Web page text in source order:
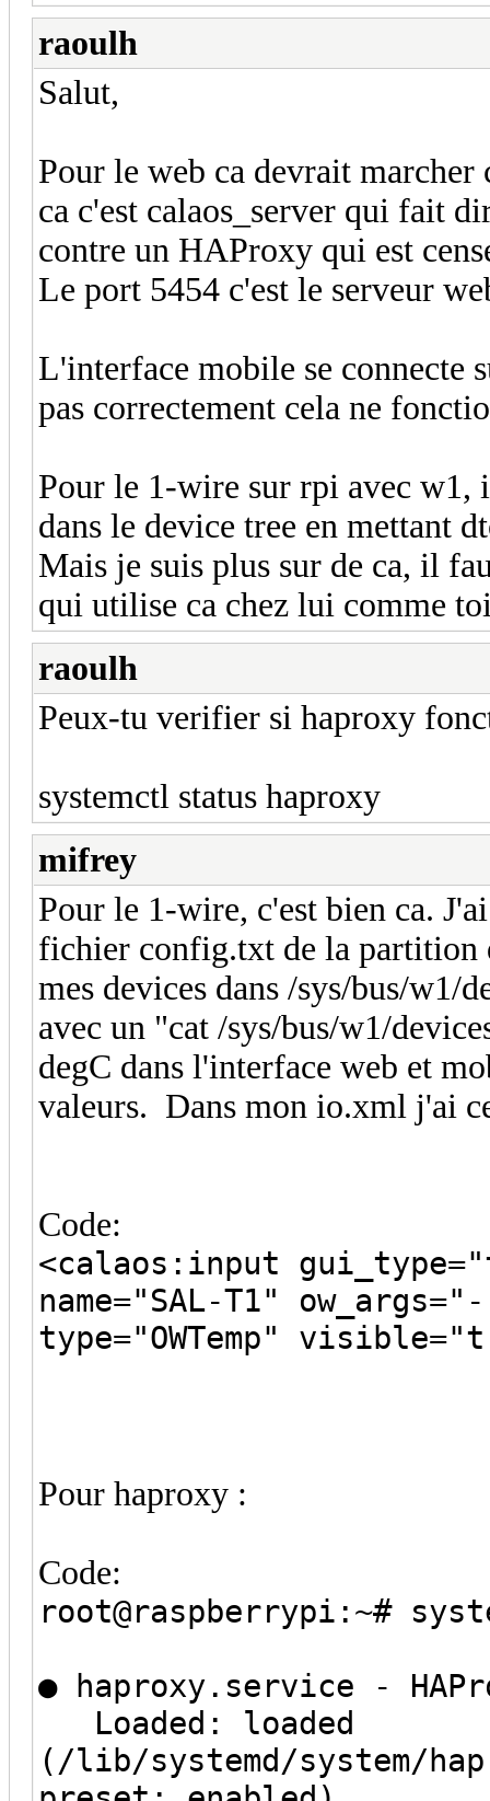
raoulh
Salut,
Pour le web ca devrait
ca c'est calaos_server qui fait
contre un HAProxy qui est
Le port 5454 c'est le serveur
L'interface mobile se connecte
pas correctement cela ne
Pour le 1-wire sur rpi avec
dans le device tree en mettant
Mais je suis plus sur de ca, il
qui utilise ca chez lui comme
raoulh
Peux-tu verifier si haproxy
systemctl status haproxy
mifrey
Pour le 1-wire, c'est bien ca.
fichier config.txt de la
mes devices dans /sys/bus/w1/
avec un "cat /sys/bus/w1/
degC dans l'interface web et
valeurs. Dans mon io.xml j'ai
Code:
<calaos:input
name="SAL-T1"
type="OWTemp"
Pour haproxy :
Code:
root@raspberrypi:~#
● haproxy.service -
Loaded: loaded
(/lib/systemd/system/